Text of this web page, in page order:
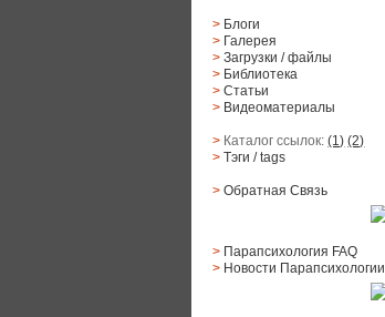
> Блоги
> Галерея
> Загрузки/файлы
> Библиотека
> Статьи
> Видеоматериалы
> Каталог ссылок:(1) (2)
> Тэги/ tags
> Обратная Cвязь
> Парапсихология FAQ
> Новости Парапсихологии